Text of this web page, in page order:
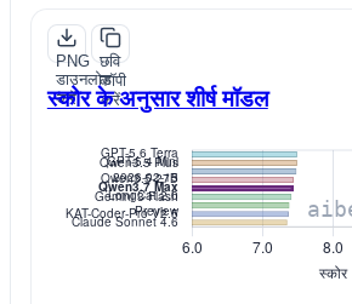
PNG
डाउनलोड
करें
छवि
कॉपी
करें
स्कोर के अनुसार शीर्ष मॉडल